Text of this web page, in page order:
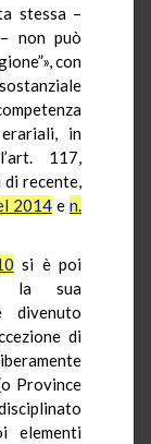
stessa –
non può
con
in
117,
di recente,
2014en.
si è poi
la sua
divenuto
di
Province
elementi